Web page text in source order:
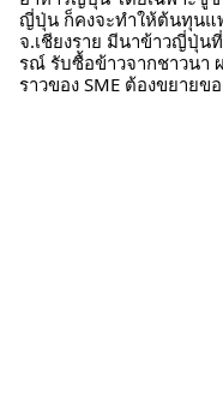
ญี่ปุ่น ก็คงจะทำให้ต้นทุนแ
จ.เชียงราย มีนาข้าวญี่ปุ่น
รณ์ รับซื้อข้าวจากชาวนา
ราวของ SME ต้องขยายขอ